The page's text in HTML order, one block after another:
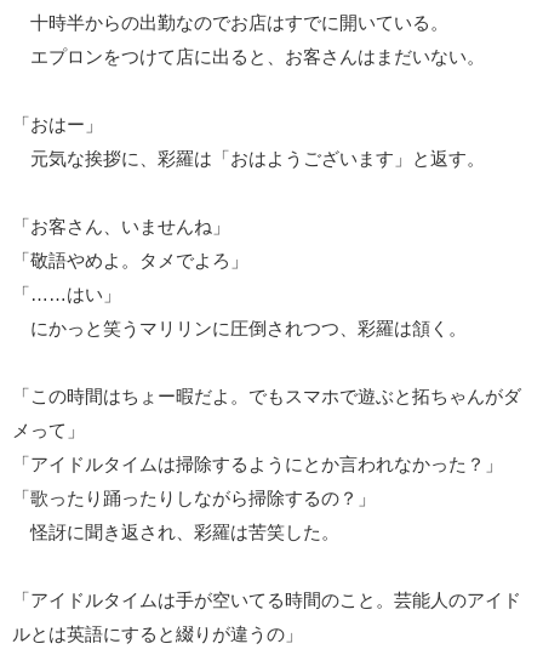
十時半からの出勤なのでお店はすでに開いている。
エプロンをつけて店に出ると、お客さんはまだいない。
「おはー」
元気な挨拶に、彩羅は「おはようございます」と返す。
「お客さん、いませんね」
「敬語やめよ。タメでよろ」
「……はい」
にかっと笑うマリリンに圧倒されつつ、彩羅は頷く。
「この時間はちょー暇だよ。でもスマホで遊ぶと拓ちゃんがダ
メって」
「アイドルタイムは掃除するようにとか言われなかった？」
「歌ったり踊ったりしながら掃除するの？」
怪訝に聞き返され、彩羅は苦笑した。
「アイドルタイムは手が空いてる時間のこと。芸能人のアイド
ルとは英語にすると綴りが違うの」